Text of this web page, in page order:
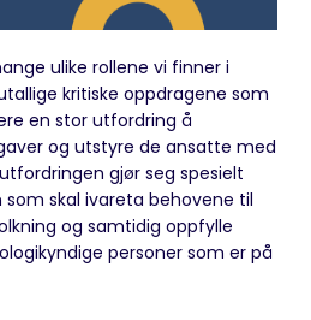
ulike rollene vi finner i
kritiske oppdragene som
en stor utfordring å
og utstyre de ansatte med
gjør seg spesielt
skal ivareta behovene til
og samtidig oppfylle
personer som er på